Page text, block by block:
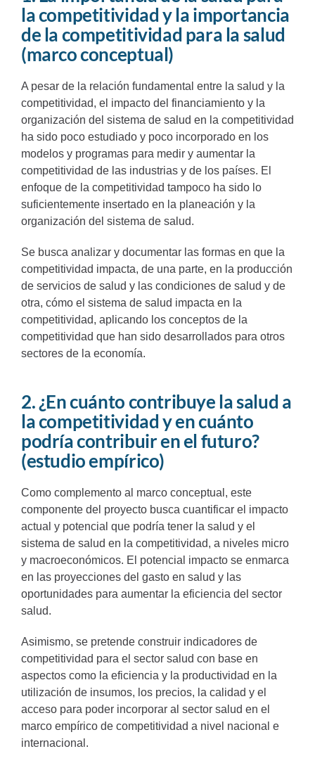
la competitividad y la importancia
de la competitividad para la salud
(marco conceptual)
A pesar de la relación fundamental entre la salud y la
competitividad, el impacto del financiamiento y la
organización del sistema de salud en la competitividad
ha sido poco estudiado y poco incorporado en los
modelos y programas para medir y aumentar la
competitividad de las industrias y de los países. El
enfoque de la competitividad tampoco ha sido lo
suficientemente insertado en la planeación y la
organización del sistema de salud.
Se busca analizar y documentar las formas en que la
competitividad impacta, de una parte, en la producción
de servicios de salud y las condiciones de salud y de
otra, cómo el sistema de salud impacta en la
competitividad, aplicando los conceptos de la
competitividad que han sido desarrollados para otros
sectores de la economía.
2. ¿En cuánto contribuye la salud a
la competitividad y en cuánto
podría contribuir en el futuro?
(estudio empírico)
Como complemento al marco conceptual, este
componente del proyecto busca cuantificar el impacto
actual y potencial que podría tener la salud y el
sistema de salud en la competitividad, a niveles micro
y macroeconómicos. El potencial impacto se enmarca
en las proyecciones del gasto en salud y las
oportunidades para aumentar la eficiencia del sector
salud.
Asimismo, se pretende construir indicadores de
competitividad para el sector salud con base en
aspectos como la eficiencia y la productividad en la
utilización de insumos, los precios, la calidad y el
acceso para poder incorporar al sector salud en el
marco empírico de competitividad a nivel nacional e
internacional.